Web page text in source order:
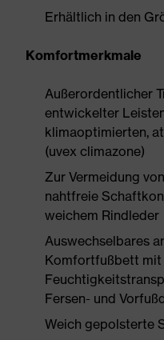
Erhältlich in den
Komfortmerkmale
Außerordentlicher
entwickelter
klimaoptimierten,
(uvex climazone)
Zur Vermeidung
nahtfreie
weichem Rindleder
Auswechselbares
Komfortfußbett mit
Fersen- und
Weich gepolsterte